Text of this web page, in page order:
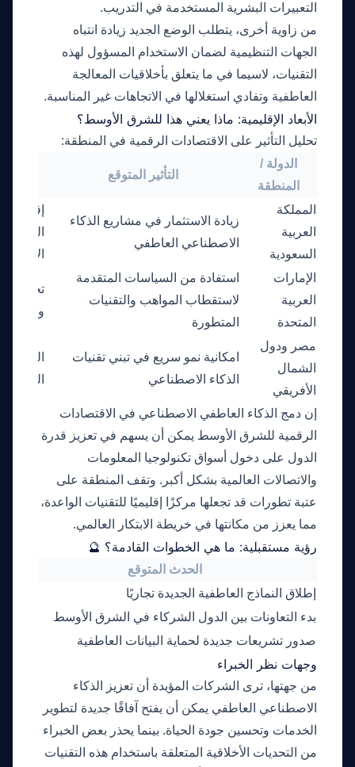
التعبيرات البشرية المستخدمة في التدريب.
من زاوية أخرى، يتطلب الوضع الجديد زيادة انتباه
الجهات التنظيمية لضمان الاستخدام المسؤول لهذه
التقنيات، لاسيما في ما يتعلق بأخلاقيات المعالجة
العاطفية وتفادي استغلالها في الاتجاهات غير المناسبة.
الأبعاد الإقليمية: ماذا يعني هذا للشرق الأوسط؟
تحليل التأثير على الاقتصادات الرقمية في المنطقة:
الدولة /
المنطقة
التأثير المتوقع
المملكة
العربية
السعودية
زيادة الاستثمار في مشاريع الذكاء
الاصطناعي العاطفي
إقامة
التقنية
الإمارات
العربية
المتحدة
استفادة من السياسات المتقدمة
لاستقطاب المواهب والتقنيات
المتطورة
تحفيز
مصر ودول
الشمال
الأفريقي
امكانية نمو سريع في تبني تقنيات
الذكاء الاصطناعي
التوسع
إن دمج الذكاء العاطفي الاصطناعي في الاقتصادات
الرقمية للشرق الأوسط يمكن أن يسهم في تعزيز قدرة
الدول على دخول أسواق تكنولوجيا المعلومات
والاتصالات العالمية بشكل أكبر. وتقف المنطقة على
عتبة تطورات قد تجعلها مركزًا إقليميًا للتقنيات الواعدة،
مما يعزز من مكانتها في خريطة الابتكار العالمي.
رؤية مستقبلية: ما هي الخطوات القادمة؟ 🔮
الحدث المتوقع
إطلاق النماذج العاطفية الجديدة تجاريًا
بدء التعاونات بين الدول الشركاء في الشرق الأوسط
صدور تشريعات جديدة لحماية البيانات العاطفية
وجهات نظر الخبراء
من جهتها، ترى الشركات المؤيدة أن تعزيز الذكاء
الاصطناعي العاطفي يمكن أن يفتح آفاقًا جديدة لتطوير
الخدمات وتحسين جودة الحياة. بينما يحذر بعض الخبراء
من التحديات الأخلاقية المتعلقة باستخدام هذه التقنيات